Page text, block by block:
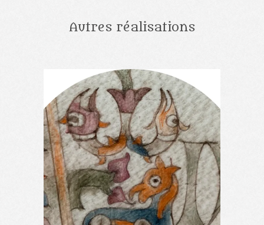
Autres réalisations